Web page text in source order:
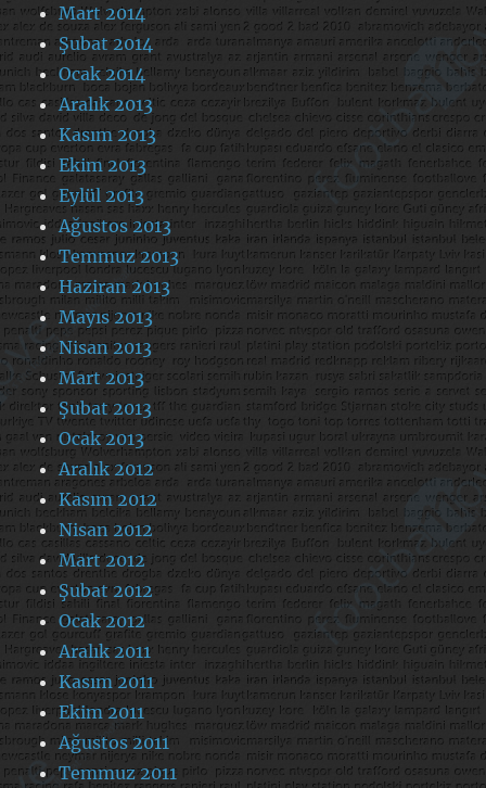
Mart 2014
Şubat 2014
Ocak 2014
Aralık 2013
Kasım 2013
Ekim 2013
Eylül 2013
Ağustos 2013
Temmuz 2013
Haziran 2013
Mayıs 2013
Nisan 2013
Mart 2013
Şubat 2013
Ocak 2013
Aralık 2012
Kasım 2012
Nisan 2012
Mart 2012
Şubat 2012
Ocak 2012
Aralık 2011
Kasım 2011
Ekim 2011
Ağustos 2011
Temmuz 2011